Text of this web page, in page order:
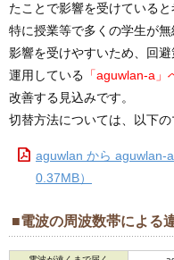
たことで影響を受けていると
特に授業等で多くの学生が
影響を受けやすいため、回
運用している 「aguwlan-a
改善する見込みです。
切替方法については、以下
aguwlan から aguwlan-
0.37MB）
■電波の周波数帯による